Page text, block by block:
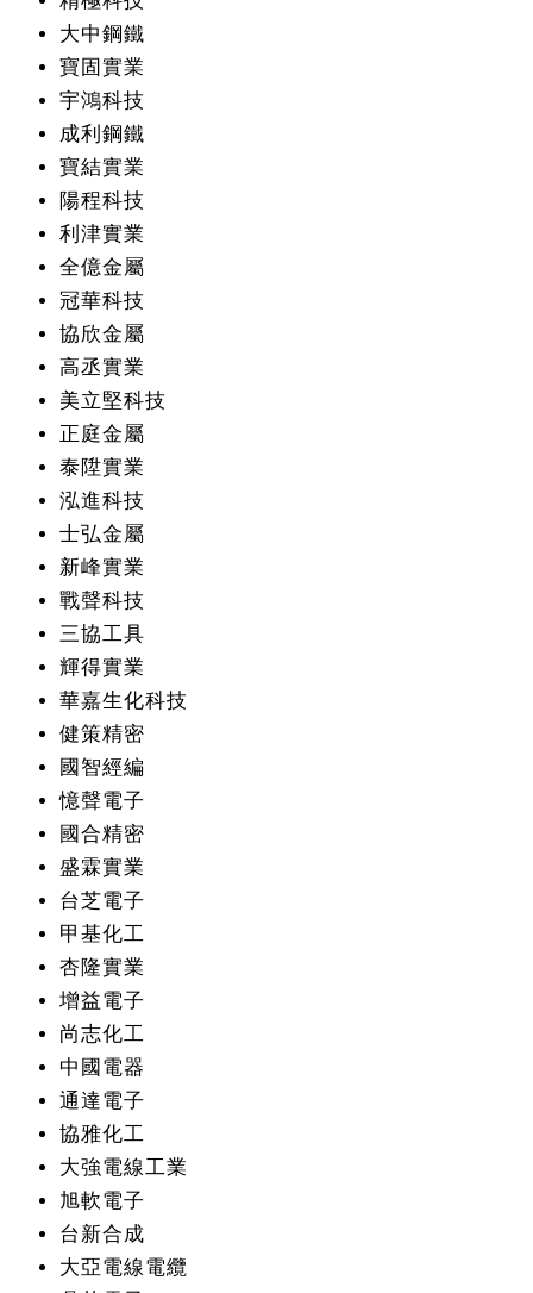
大中鋼鐵
寶固實業
宇鴻科技
成利鋼鐵
寶結實業
陽程科技
利津實業
全億金屬
冠華科技
協欣金屬
高丞實業
美立堅科技
正庭金屬
泰陞實業
泓進科技
士弘金屬
新峰實業
戰聲科技
三協工具
輝得實業
華嘉生化科技
健策精密
國智經編
憶聲電子
國合精密
盛霖實業
台芝電子
甲基化工
杏隆實業
增益電子
尚志化工
中國電器
通達電子
協雅化工
大強電線工業
旭軟電子
台新合成
大亞電線電纜